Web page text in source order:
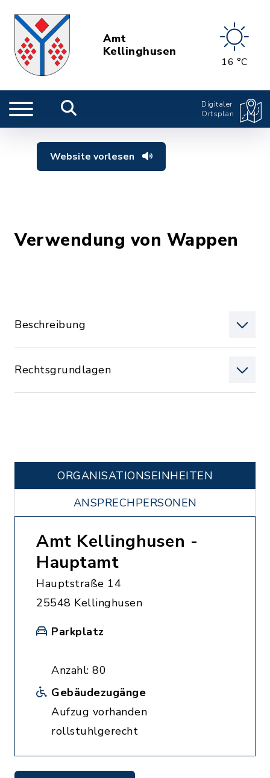
Amt
Kellinghusen
16 °C
Digitaler
Ortsplan
Website vorlesen
Verwendung von Wappen
Beschreibung
Rechtsgrundlagen
ORGANISATIONS­EINHEITEN
ANSPRECHPERSONEN
Amt Kellinghusen -
Hauptamt
Hauptstraße 14
25548 Kellinghusen
Parkplatz
Anzahl: 80
Gebäudezugänge
Aufzug vorhanden
rollstuhlgerecht